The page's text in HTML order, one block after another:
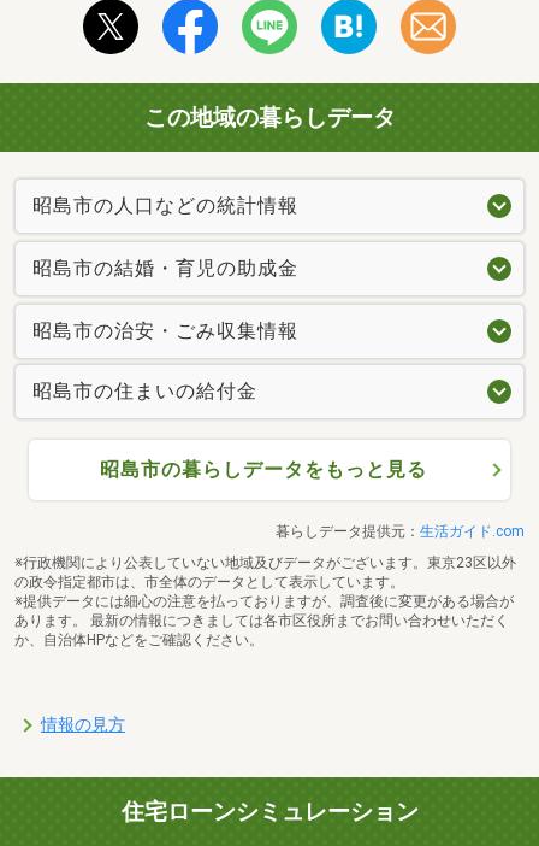
この地域の暮らしデータ
昭島市の人口などの統計情報
昭島市の結婚・育児の助成金
昭島市の治安・ごみ収集情報
昭島市の住まいの給付金
昭島市の暮らしデータをもっと見る
暮らしデータ提供元： 生活ガイド.com
※行政機関により公表していない地域及びデータがございます。東京23区以外
の政令指定都市は、市全体のデータとして表示しています。
※提供データには細心の注意を払っておりますが、調査後に変更がある場合が
あります。 最新の情報につきましては各市区役所までお問い合わせいただく
か、自治体HPなどをご確認ください。
情報の見方
住宅ローンシミュレーション